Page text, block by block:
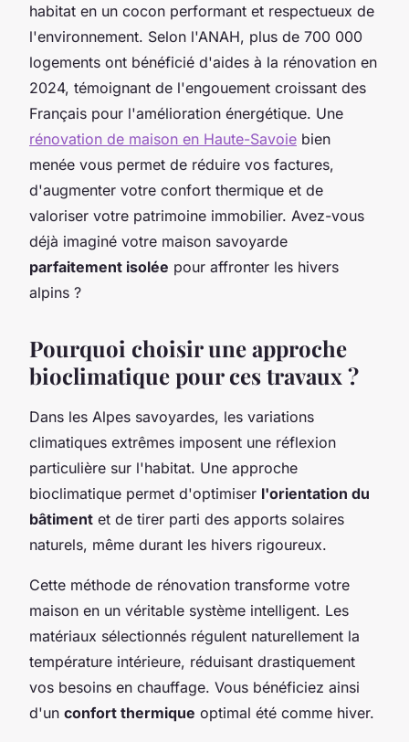
habitat en un cocon performant et respectueux de
l'environnement. Selon l'ANAH, plus de 700 000
logements ont bénéficié d'aides à la rénovation en
2024, témoignant de l'engouement croissant des
Français pour l'amélioration énergétique. Une
rénovation de maison en Haute-Savoie bien
menée vous permet de réduire vos factures,
d'augmenter votre confort thermique et de
valoriser votre patrimoine immobilier. Avez-vous
déjà imaginé votre maison savoyarde
parfaitement isolée pour affronter les hivers
alpins ?
Pourquoi choisir une approche
bioclimatique pour ces travaux ?
Dans les Alpes savoyardes, les variations
climatiques extrêmes imposent une réflexion
particulière sur l'habitat. Une approche
bioclimatique permet d'optimiser l'orientation du
bâtiment et de tirer parti des apports solaires
naturels, même durant les hivers rigoureux.
Cette méthode de rénovation transforme votre
maison en un véritable système intelligent. Les
matériaux sélectionnés régulent naturellement la
température intérieure, réduisant drastiquement
vos besoins en chauffage. Vous bénéficiez ainsi
d'un confort thermique optimal été comme hiver.